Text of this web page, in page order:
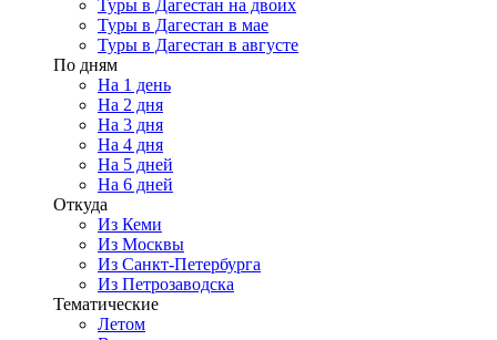
Туры в Дагестан на двоих
Туры в Дагестан в мае
Туры в Дагестан в августе
По дням
На 1 день
На 2 дня
На 3 дня
На 4 дня
На 5 дней
На 6 дней
Откуда
Из Кеми
Из Москвы
Из Санкт-Петербурга
Из Петрозаводска
Тематические
Летом